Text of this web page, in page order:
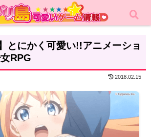
ュー RPG
とにかく可愛い!!アニメーショ
RPG
2018.02.15